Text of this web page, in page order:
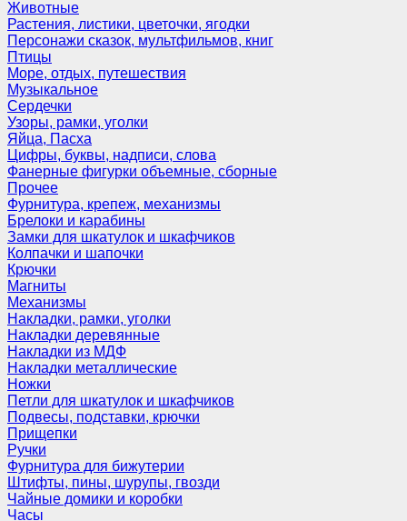
Животные
Растения, листики, цветочки, ягодки
Персонажи сказок, мультфильмов, книг
Птицы
Море, отдых, путешествия
Музыкальное
Сердечки
Узоры, рамки, уголки
Яйца, Пасха
Цифры, буквы, надписи, слова
Фанерные фигурки объемные, сборные
Прочее
Фурнитура, крепеж, механизмы
Брелоки и карабины
Замки для шкатулок и шкафчиков
Колпачки и шапочки
Крючки
Магниты
Механизмы
Накладки, рамки, уголки
Накладки деревянные
Накладки из МДФ
Накладки металлические
Ножки
Петли для шкатулок и шкафчиков
Подвесы, подставки, крючки
Прищепки
Ручки
Фурнитура для бижутерии
Штифты, пины, шурупы, гвозди
Чайные домики и коробки
Часы